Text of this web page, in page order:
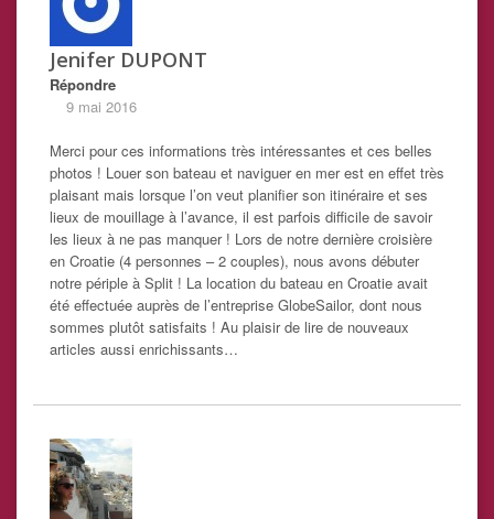
Jenifer DUPONT
Répondre
9 mai 2016
Merci pour ces informations très intéressantes et ces belles
photos ! Louer son bateau et naviguer en mer est en effet très
plaisant mais lorsque l’on veut planifier son itinéraire et ses
lieux de mouillage à l’avance, il est parfois difficile de savoir
les lieux à ne pas manquer ! Lors de notre dernière croisière
en Croatie (4 personnes – 2 couples), nous avons débuter
notre périple à Split ! La location du bateau en Croatie avait
été effectuée auprès de l’entreprise GlobeSailor, dont nous
sommes plutôt satisfaits ! Au plaisir de lire de nouveaux
articles aussi enrichissants…